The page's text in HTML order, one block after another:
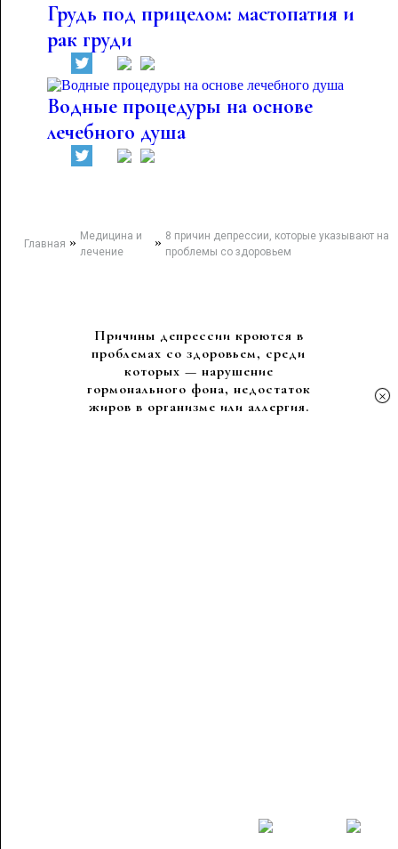
Грудь под прицелом: мастопатия и
рак груди
Водные процедуры на основе
лечебного душа
Главная » Медицина и
лечение
» 8 причин депрессии, которые указывают на
проблемы со здоровьем
Причины депрессии кроются в
проблемах со здоровьем, среди
которых — нарушение
гормонального фона, недостаток
жиров в организме или аллергия.
×